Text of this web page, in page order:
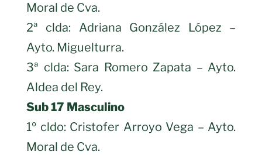
Moral de Cva.
2ª clda: Adriana González López –
Ayto. Miguelturra.
3ª clda: Sara Romero Zapata – Ayto.
Aldea del Rey.
Sub 17 Masculino
1º cldo: Cristofer Arroyo Vega – Ayto.
Moral de Cva.